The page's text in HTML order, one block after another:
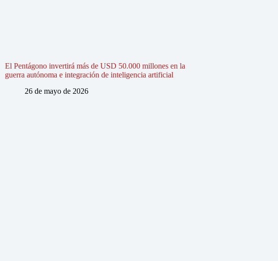
El Pentágono invertirá más de USD 50.000 millones en la
guerra autónoma e integración de inteligencia artificial
26 de mayo de 2026